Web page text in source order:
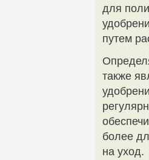
для
путем
также
более
на уход.